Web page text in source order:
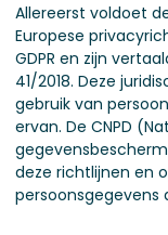
Allereerst voldoet
Europese
GDPR en zijn
41/2018. Deze
gebruik van
ervan. De CNPD
deze richtlijnen en
persoonsgegevens